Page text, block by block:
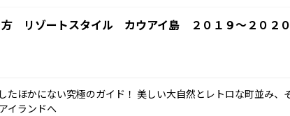
リゾートスタイル カウアイ島 ２０１９～２０２０
たほかにない究極のガイド！ 美しい大自然とレトロな町並み、
イランドへ